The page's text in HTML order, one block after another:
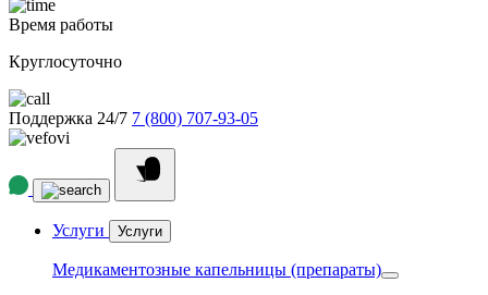
Время работы
Круглосуточно
Поддержка 24/7 7 (800) 707-93-05
Услуги Услуги
Медикаментозные капельницы (препараты)